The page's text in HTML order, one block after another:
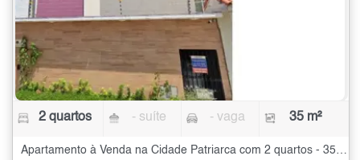
2 quartos - suíte - vaga 35 m²
Apartamento à Venda na Cidade Patriarca com 2 quartos - 35 m²